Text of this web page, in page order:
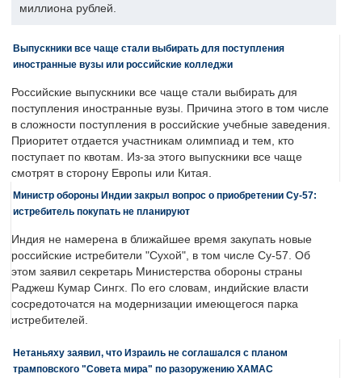
миллиона рублей.
Выпускники все чаще стали выбирать для поступления
иностранные вузы или российские колледжи
Российские выпускники все чаще стали выбирать для
поступления иностранные вузы. Причина этого в том числе
в сложности поступления в российские учебные заведения.
Приоритет отдается участникам олимпиад и тем, кто
поступает по квотам. Из-за этого выпускники все чаще
смотрят в сторону Европы или Китая.
Министр обороны Индии закрыл вопрос о приобретении Су-57:
истребитель покупать не планируют
Индия не намерена в ближайшее время закупать новые
российские истребители "Сухой", в том числе Су-57. Об
этом заявил секретарь Министерства обороны страны
Раджеш Кумар Сингх. По его словам, индийские власти
сосредоточатся на модернизации имеющегося парка
истребителей.
Нетаньяху заявил, что Израиль не соглашался с планом
трамповского "Совета мира" по разоружению ХАМАС